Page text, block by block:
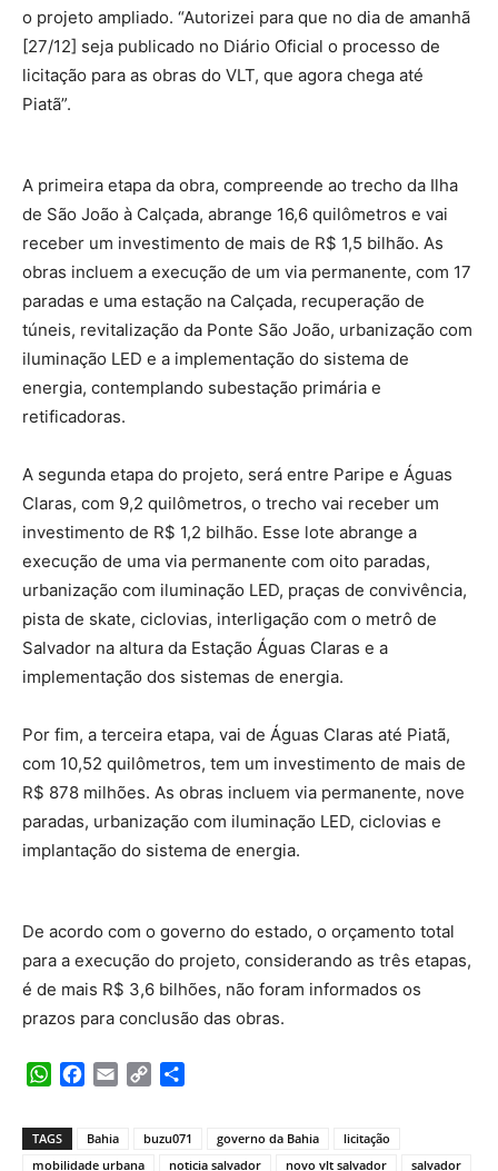
o projeto ampliado. “Autorizei para que no dia de amanhã
[27/12] seja publicado no Diário Oficial o processo de
licitação para as obras do VLT, que agora chega até
Piatã”.
A primeira etapa da obra, compreende ao trecho da Ilha
de São João à Calçada, abrange 16,6 quilômetros e vai
receber um investimento de mais de R$ 1,5 bilhão. As
obras incluem a execução de um via permanente, com 17
paradas e uma estação na Calçada, recuperação de
túneis, revitalização da Ponte São João, urbanização com
iluminação LED e a implementação do sistema de
energia, contemplando subestação primária e
retificadoras.
A segunda etapa do projeto, será entre Paripe e Águas
Claras, com 9,2 quilômetros, o trecho vai receber um
investimento de R$ 1,2 bilhão. Esse lote abrange a
execução de uma via permanente com oito paradas,
urbanização com iluminação LED, praças de convivência,
pista de skate, ciclovias, interligação com o metrô de
Salvador na altura da Estação Águas Claras e a
implementação dos sistemas de energia.
Por fim, a terceira etapa, vai de Águas Claras até Piatã,
com 10,52 quilômetros, tem um investimento de mais de
R$ 878 milhões. As obras incluem via permanente, nove
paradas, urbanização com iluminação LED, ciclovias e
implantação do sistema de energia.
De acordo com o governo do estado, o orçamento total
para a execução do projeto, considerando as três etapas,
é de mais R$ 3,6 bilhões, não foram informados os
prazos para conclusão das obras.
WhatsApp
Facebook
Email Copy
TAGS Bahia buzu071 governo da Bahia
licitação
mobilidade urbana
noticia salvador novo vlt salvador salvador